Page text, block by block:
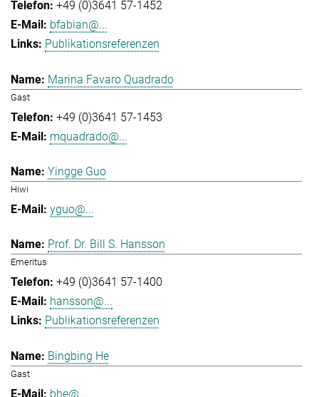
+49 (0)3641 57-1452
bfabian@...
Publikationsreferenzen
Marina Favaro Quadrado
Gast
+49 (0)3641 57-1453
mquadrado@...
Yingge Guo
Hiwi
yguo@...
Prof. Dr. Bill S. Hansson
Emeritus
+49 (0)3641 57-1400
hansson@...
Publikationsreferenzen
Bingbing He
Gast
bhe@...